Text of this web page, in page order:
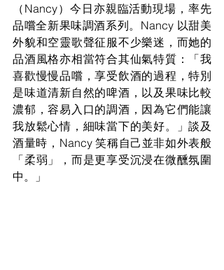
（Nancy）今日亦親臨活動現場，率先
品嚐全新果味調酒系列。Nancy 以甜美
外貌和空靈歌聲征服不少樂迷，而她的
品酒風格亦相當符合其仙氣特質：「我
喜歡慢慢品嚐，享受飲酒的過程，特別
是味道清新自然的啤酒，以及果味比較
濃郁，容易入口的調酒，因為它們能讓
我放鬆心情，細味當下的美好。」談及
酒量時，Nancy 笑稱自己並非如外表般
「柔弱」，而是更享受沉浸在微醺氛圍
中。」